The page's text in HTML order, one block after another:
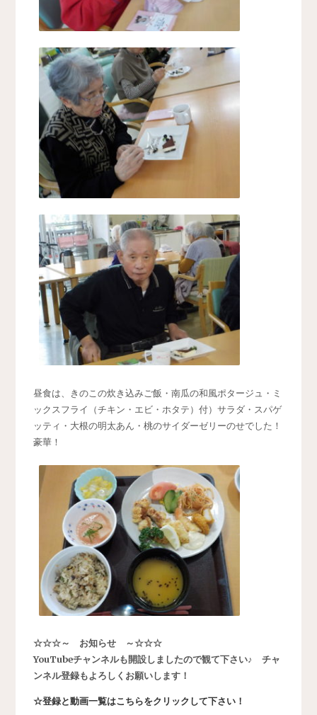
昼食は、きのこの炊き込みご飯・南瓜の和風ポタージュ・ミ
ックスフライ（チキン・エビ・ホタテ）付）サラダ・スパゲ
ッティ・大根の明太あん・桃のサイダーゼリーのせでした！
豪華！
☆☆☆～ お知らせ ～☆☆☆
YouTubeチャンネルも開設しましたので観て下さい♪ チャ
ンネル登録もよろしくお願いします！
☆登録と動画一覧はこちらをクリックして下さい！